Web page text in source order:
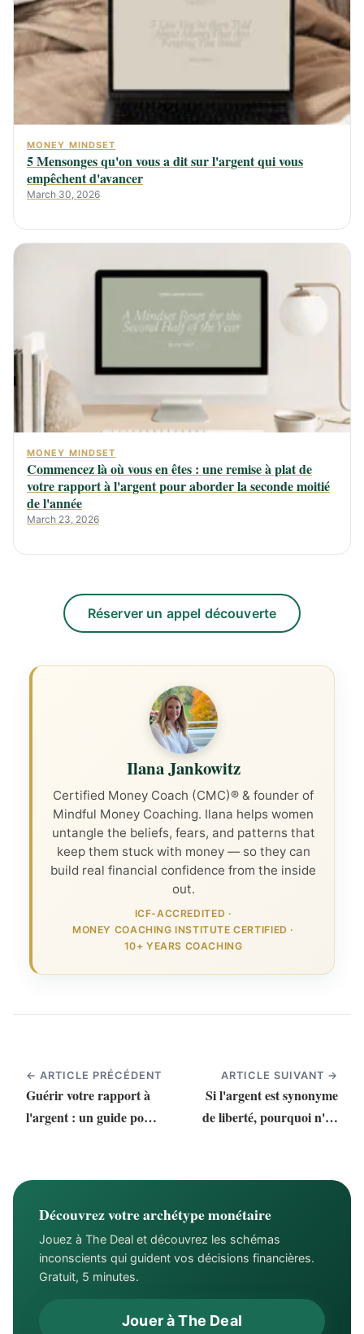
MONEY MINDSET
5 Mensonges qu'on vous a dit sur l'argent qui vous
empêchent d'avancer
March 30, 2026
MONEY MINDSET
Commencez là où vous en êtes : une remise à plat de
votre rapport à l'argent pour aborder la seconde moitié
de l'année
March 23, 2026
Réserver un appel découverte
Ilana Jankowitz
Certified Money Coach (CMC)® & founder of
Mindful Money Coaching. Ilana helps women
untangle the beliefs, fears, and patterns that
keep them stuck with money — so they can
build real financial confidence from the inside
out.
ICF-ACCREDITED ·
MONEY COACHING INSTITUTE CERTIFIED ·
10+ YEARS COACHING
← ARTICLE PRÉCÉDENT
Guérir votre rapport à
l'argent : un guide pour
ARTICLE SUIVANT →
Si l'argent est synonyme
de liberté, pourquoi n'en
Découvrez votre archétype monétaire
Jouez à The Deal et découvrez les schémas
inconscients qui guident vos décisions financières.
Gratuit, 5 minutes.
Jouer à The Deal